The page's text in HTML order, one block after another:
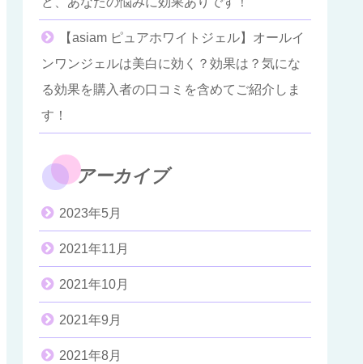
【asiam ピュアホワイトジェル】オールイ
ンワンジェルは美白に効く？効果は？気にな
る効果を購入者の口コミを含めてご紹介しま
す！
アーカイブ
2023年5月
2021年11月
2021年10月
2021年9月
2021年8月